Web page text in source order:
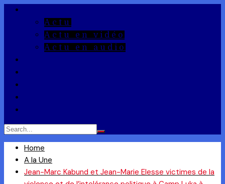
Actu
Actu en vidéo
Actu en audio
Home
A la Une
Jean-Marc Kabund et Jean-Marie Elesse victimes de la